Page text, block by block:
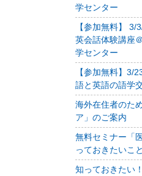
学センター
【参加無料】
英会話体験講座
学センター
【参加無料】3/
語と英語の語学
海外在住者のた
ア」のご案内
無料セミナー「
っておきたいこと
知っておきたい